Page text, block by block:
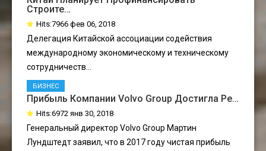
Строите…
Hits:7966 фев 06, 2018
Делегация Китайской ассоциации содействия
международному экономическому и техническому
сотрудничеств...
Прибыль Компании Volvo Group Достигла Ре…
Hits:6972 янв 30, 2018
БИЗНЕС
Генеральный директор Volvo Group Мартин
Лундштедт заявил, что в 2017 году чистая прибыль